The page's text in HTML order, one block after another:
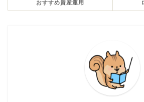
おすすめ資産運用